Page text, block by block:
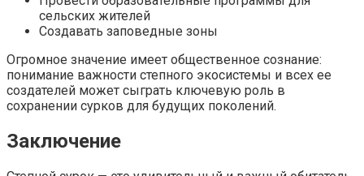
сельских жителей
Создавать заповедные зоны
Огромное значение имеет общественное сознание:
понимание важности степного экосистемы и всех ее
создателей может сыграть ключевую роль в
сохранении сурков для будущих поколений.
Заключение